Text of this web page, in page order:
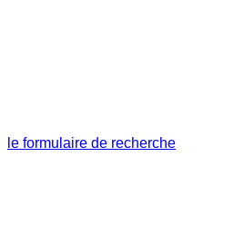
le formulaire de recherche